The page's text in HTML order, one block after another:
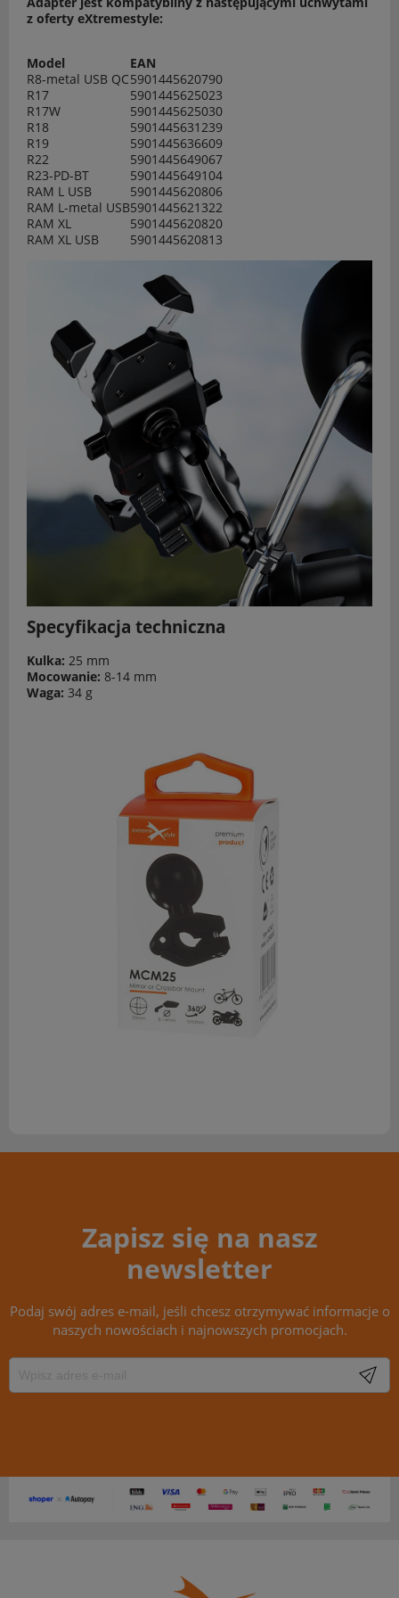
z oferty eXtremestyle:
Model
EAN
R8-metal USB QC5901445620790
R17
5901445625023
R17W
5901445625030
R18
5901445631239
R19
5901445636609
R22
5901445649067
R23-PD-BT
5901445649104
RAM L USB
5901445620806
RAM L-metal USB5901445621322
RAM XL
5901445620820
RAM XL USB
5901445620813
Specyfikacja techniczna
Kulka: 25 mm
Mocowanie: 8-14 mm
Waga: 34 g
Zapisz się na nasz
newsletter
Podaj swój adres e-mail, jeśli chcesz otrzymywać informacje o
naszych nowościach i najnowszych promocjach.